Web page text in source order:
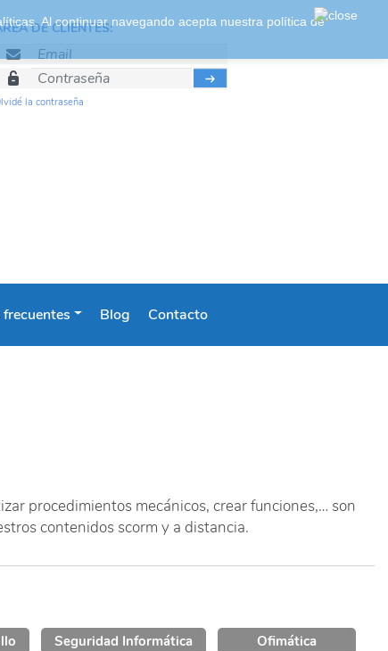
DE CLIENTES:
la contraseña
Blog Contacto
procedimientos mecánicos, crear funciones,… son
contenidos scorm y a distancia.
Seguridad Informática
Ofimática
Al continuar navegando acepta nuestra política de